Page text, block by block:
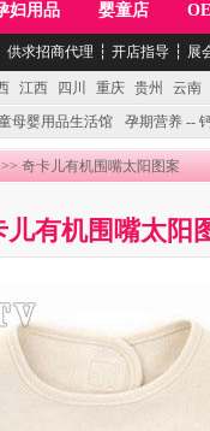
妇用品 婴童店
供求招商代理 ┆ 开店指导 ┆ 展
江西 四川 重庆 贵州 云南
母婴用品生活馆
孕期营养 --
奇卡儿有机围嘴太阳图案
儿有机围嘴太阳